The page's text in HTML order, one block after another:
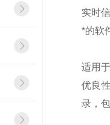
实时
*的软
适用
优良
录，